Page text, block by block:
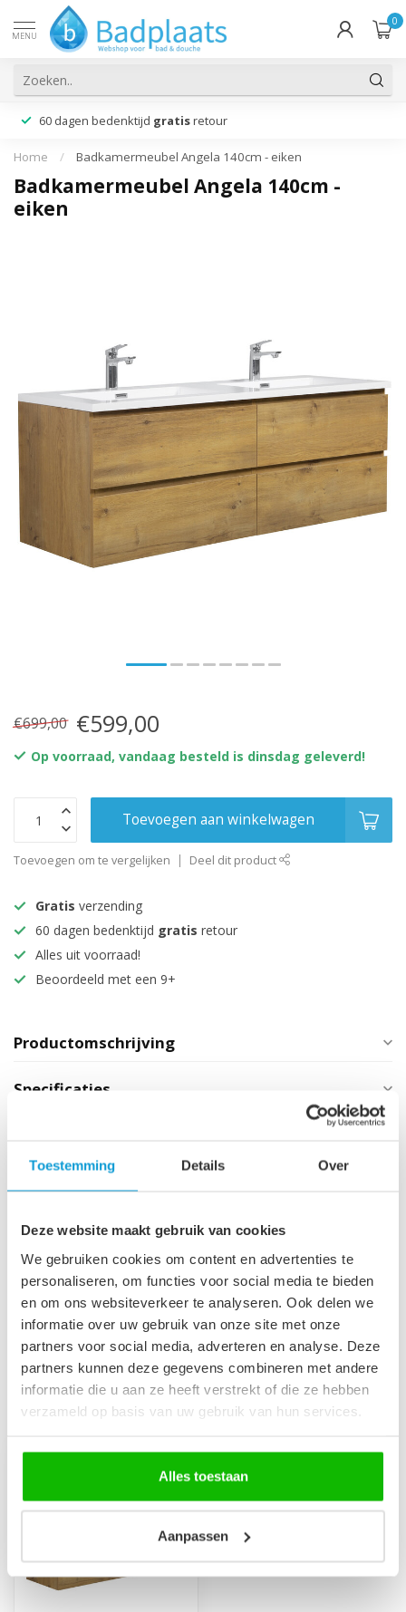
Toestemming Details Over
Deze website maakt gebruik van cookies
We gebruiken cookies om content en advertenties te
personaliseren, om functies voor social media te bieden
en om ons websiteverkeer te analyseren. Ook delen we
informatie over uw gebruik van onze site met onze
partners voor social media, adverteren en analyse. Deze
partners kunnen deze gegevens combineren met andere
informatie die u aan ze heeft verstrekt of die ze hebben
verzameld op basis van uw gebruik van hun services.
Alles toestaan
Aanpassen
MENU
0
60 dagen bedenktijd gratis retour
Home / Badkamermeubel Angela 140cm - eiken
Badkamermeubel Angela 140cm -
eiken
€699,00 €599,00
Op voorraad, vandaag besteld is dinsdag geleverd!
Toevoegen aan winkelwagen
Toevoegen om te vergelijken Deel dit product
Gratis verzending
60 dagen bedenktijd gratis retour
Alles uit voorraad!
Beoordeeld met een 9+
Productomschrijving
Specificaties
Badkamerkast Angela 40 x
30 x 150 cm - eiken
Op voorraad
€269,00
Recent bekeken